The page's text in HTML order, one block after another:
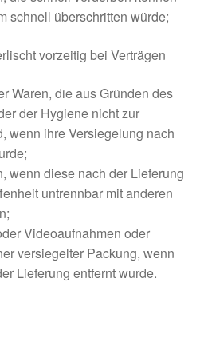
schnell überschritten würde;
vorzeitig bei Verträgen
Waren, die aus Gründen des
der Hygiene nicht zur
wenn ihre Versiegelung nach
wenn diese nach der Lieferung
untrennbar mit anderen
Videoaufnahmen oder
versiegelter Packung, wenn
Lieferung entfernt wurde.